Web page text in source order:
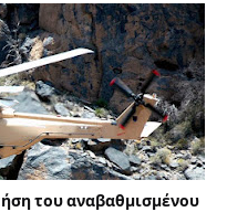
του αναβαθμισμένου